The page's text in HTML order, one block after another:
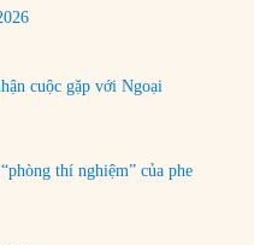
cuộc gặp với Ngoại
thí nghiệm” của phe